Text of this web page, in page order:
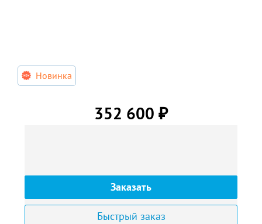
Новинка
352 600 ₽
Заказать
Быстрый заказ